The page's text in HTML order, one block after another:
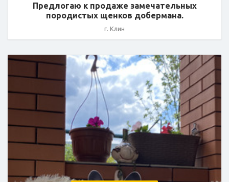
Предлогаю к продаже замечательных
породистых щенков добермана.
г. Клин